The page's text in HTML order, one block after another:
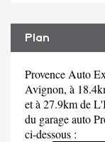
Plan
Provence Auto
Avignon, à
et à 27.9km de
du garage auto
ci-dessous :